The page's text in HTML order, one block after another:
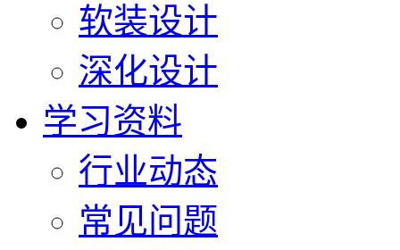
软装设计
深化设计
学习资料
行业动态
常见问题